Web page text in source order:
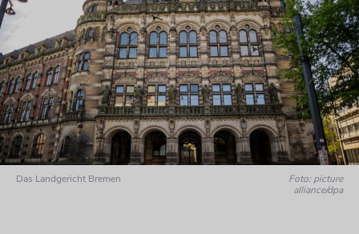
Das Landgericht Bremen
Foto: picture
alliance/dpa